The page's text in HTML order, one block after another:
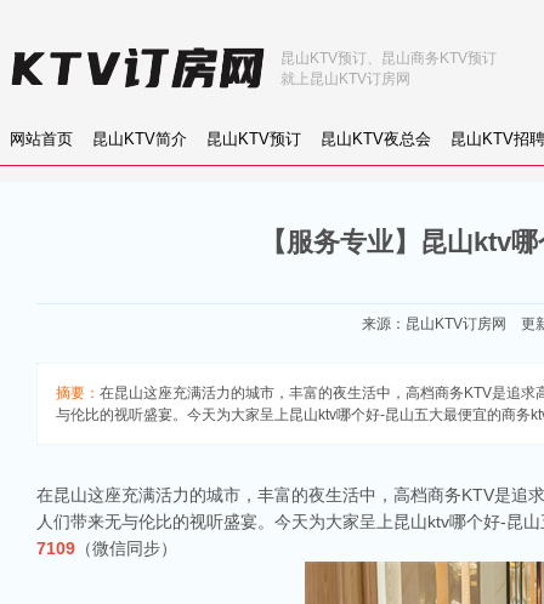
网站首页 昆山KTV简介 昆山KTV预订 昆山KTV夜总会 昆山KTV招聘
昆山KTV预订、昆山商务KTV预订
就上昆山KTV订房网
【服务专业】昆山ktv
来源： 昆山KTV订房网 更
摘要： 在昆山这座充满活力的城市，丰富的夜生活中，高档商务KTV是追
与伦比的视听盛宴。今天为大家呈上昆山ktv哪个好-昆山五大最便宜的商务
在昆山这座充满活力的城市，丰富的夜生活中，高档商务KTV是追
人们带来无与伦比的视听盛宴。今天为大家呈上昆山ktv哪个好-昆
7109 （微信同步）